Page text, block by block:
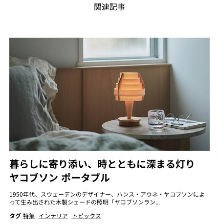
関連記事
暮らしに寄り添い、時とともに深まる灯り
ヤコブソン ポータブル
1950年代、スウェーデンのデザイナー、ハンス・アウネ・ヤコブソンによ
って生み出された木製シェードの照明「ヤコブソンラン...
タグ 特集 インテリア
トピックス